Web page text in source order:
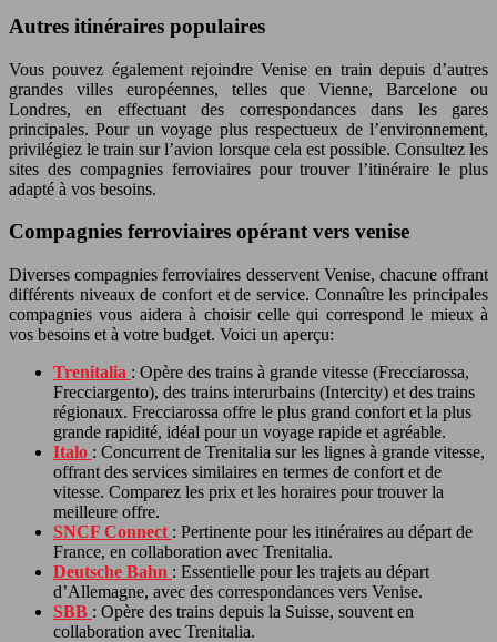
Autres itinéraires populaires
Vous pouvez également rejoindre Venise en train depuis d’autres
grandes villes européennes, telles que Vienne, Barcelone ou
Londres, en effectuant des correspondances dans les gares
principales. Pour un voyage plus respectueux de l’environnement,
privilégiez le train sur l’avion lorsque cela est possible. Consultez les
sites des compagnies ferroviaires pour trouver l’itinéraire le plus
adapté à vos besoins.
Compagnies ferroviaires opérant vers venise
Diverses compagnies ferroviaires desservent Venise, chacune offrant
différents niveaux de confort et de service. Connaître les principales
compagnies vous aidera à choisir celle qui correspond le mieux à
vos besoins et à votre budget. Voici un aperçu:
Trenitalia : Opère des trains à grande vitesse (Frecciarossa,
Frecciargento), des trains interurbains (Intercity) et des trains
régionaux. Frecciarossa offre le plus grand confort et la plus
grande rapidité, idéal pour un voyage rapide et agréable.
Italo : Concurrent de Trenitalia sur les lignes à grande vitesse,
offrant des services similaires en termes de confort et de
vitesse. Comparez les prix et les horaires pour trouver la
meilleure offre.
SNCF Connect : Pertinente pour les itinéraires au départ de
France, en collaboration avec Trenitalia.
Deutsche Bahn : Essentielle pour les trajets au départ
d’Allemagne, avec des correspondances vers Venise.
SBB : Opère des trains depuis la Suisse, souvent en
collaboration avec Trenitalia.